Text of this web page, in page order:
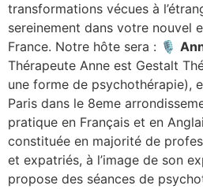
transformations vécues à
sereinement dans votre nouvel
France. Notre hôte sera : 🎙️
Thérapeute Anne est Gestalt
une forme de psychothérapie),
Paris dans le 8eme
pratique en Français et en
constituée en majorité de
et expatriés, à l’image de son
propose des séances de